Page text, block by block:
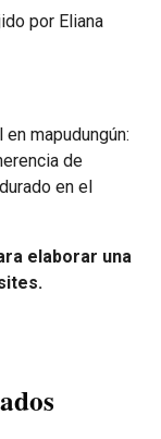
por Eliana
mapudungún:
de
en el
elaborar una